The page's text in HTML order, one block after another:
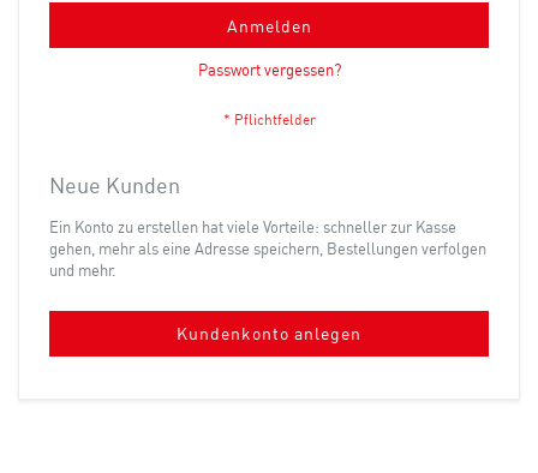
Anmelden
Passwort vergessen?
Neue Kunden
Ein Konto zu erstellen hat viele Vorteile: schneller zur Kasse
gehen, mehr als eine Adresse speichern, Bestellungen verfolgen
und mehr.
Kundenkonto anlegen